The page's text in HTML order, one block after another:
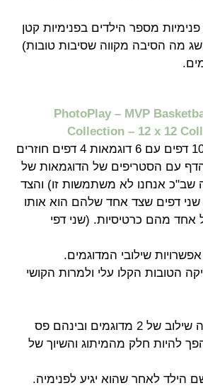
מספר הילדים בפנימיות קטן
מה הסיבה מקווה שסיבות טובות)
PhotoPlay – MVP
Collection – 12 x 12
סטאק מאתגר! יש בו 10 דפים עם 6 דוגמאות 4 דפים חוזרים
הם הדף עם הסטריפים של הדוגמאות של
שב"כ אנחנו לא משתמשות זו) והצד
שני דפים שצד אחד שלהם הוא אותו
אחד מהם כרטיסיות. (שני דפי
שילובי המדוגמים.
הטובות הקלו עלי ולמרות הקושי
הסגנון הזה של הכריכה שילוב של 2 מדוגמים ובינהם פס
להיות חלק מהמיתוג והשיוך של
הילד לאחר שהוא יגיע לפנימיה.